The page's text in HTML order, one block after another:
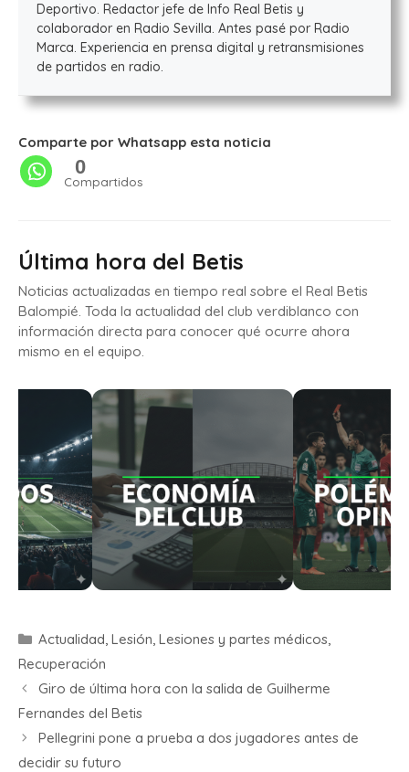
Deportivo. Redactor jefe de Info Real Betis y
colaborador en Radio Sevilla. Antes pasé por Radio
Marca. Experiencia en prensa digital y retransmisiones
de partidos en radio.
Comparte por Whatsapp esta noticia
0
Compartidos
Última hora del Betis
Noticias actualizadas en tiempo real sobre el Real Betis
Balompié. Toda la actualidad del club verdiblanco con
información directa para conocer qué ocurre ahora
mismo en el equipo.
Actualidad, Lesión, Lesiones y partes médicos,
Recuperación
Giro de última hora con la salida de Guilherme
Fernandes del Betis
Pellegrini pone a prueba a dos jugadores antes de
decidir su futuro